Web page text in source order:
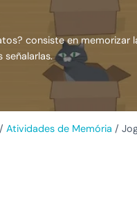
consiste en memorizar
señalarlas.
/ Atividades de Memória /